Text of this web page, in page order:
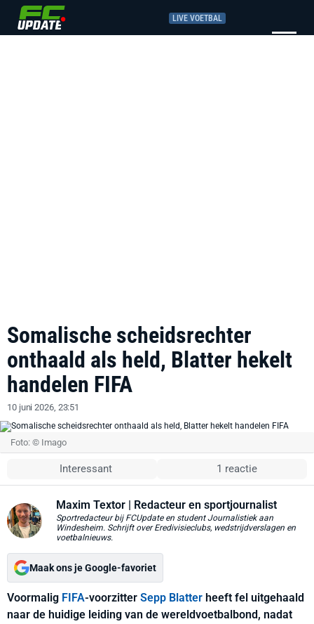
LIVE VOETBAL
Somalische scheidsrechter
onthaald als held, Blatter hekelt
handelen FIFA
10 juni 2026, 23:51
Foto: © Imago
Interessant 1 reactie
Maxim Textor | Redacteur en sportjournalist
Sportredacteur bij FCUpdate en student Journalistiek aan
Windesheim. Schrijft over Eredivisieclubs, wedstrijdverslagen en
voetbalnieuws.
Maak ons je Google-favoriet
Voormalig FIFA-voorzitter Sepp Blatter heeft fel uitgehaald
naar de huidige leiding van de wereldvoetbalbond, nadat